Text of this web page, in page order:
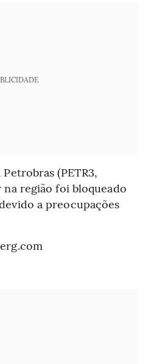
(PETR3,
na região foi bloqueado
a preocupações